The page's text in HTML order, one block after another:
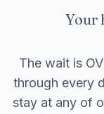
Your
The wait is
through every
stay at any of